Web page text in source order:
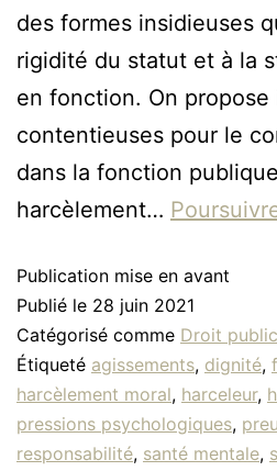
des formes insidieuses
rigidité du statut et à la
en fonction. On
contentieuses pour le
dans la fonction
harcèlement…
Publication mise en avant
Publié le 28 juin 2021
Catégorisé comme Droit public
Étiqueté agissements, dignité,
harcèlement moral, harceleur,
pressions psychologiques,
responsabilité, santé mentale,